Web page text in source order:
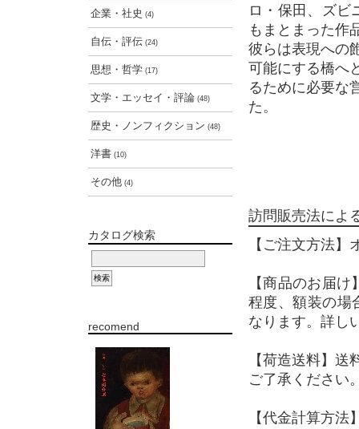
企業・社史 (4)
自伝・評伝 (24)
思想・哲学 (17)
文学・エッセイ・評論 (48)
歴史・ノンフィクション (48)
洋書 (10)
その他 (4)
カタログ検索
recomend
ロ・保田、ズビ
もまとまった作
彼らは表現への
可能にする橋へ
るために必要な
た。
訪問販売法によ
【ご注文方法
【商品のお届
程度、額装の場
なります。詳し
【荷造送料】
ご了承ください
【代金計算方